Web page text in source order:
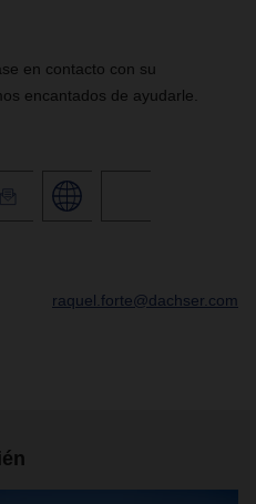
en contacto con su
encantados de ayudarle.
raquel.forte@dachser.com